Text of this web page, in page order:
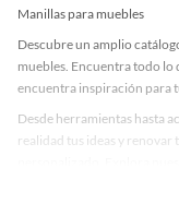
Manillas para muebles
Descubre un amplio
muebles. Encuentra todo lo
encuentra inspiración para
Desde herramientas hasta
realidad tus ideas y renovar
accesorios de calidad que